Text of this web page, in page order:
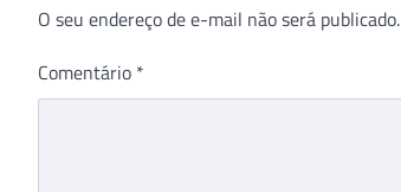
O seu endereço de e-mail não será publicado.
Comentário *